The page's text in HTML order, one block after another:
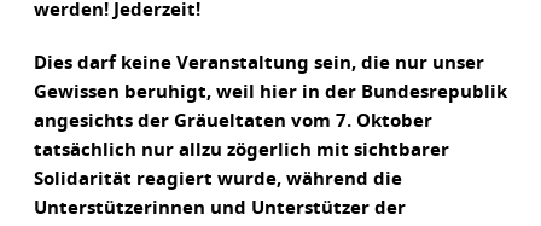
werden! Jederzeit!
Dies darf keine Veranstaltung sein, die nur unser
Gewissen beruhigt, weil hier in der Bundesrepublik
angesichts der Gräueltaten vom 7. Oktober
tatsächlich nur allzu zögerlich mit sichtbarer
Solidarität reagiert wurde, während die
Unterstützerinnen und Unterstützer der